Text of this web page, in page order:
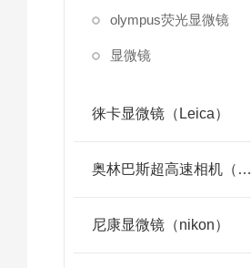
olympus荧光显微镜
显微镜
徕卡显微镜（Leica）
奥林巴斯超高速相机（olympus）
尼康显微镜（nikon）